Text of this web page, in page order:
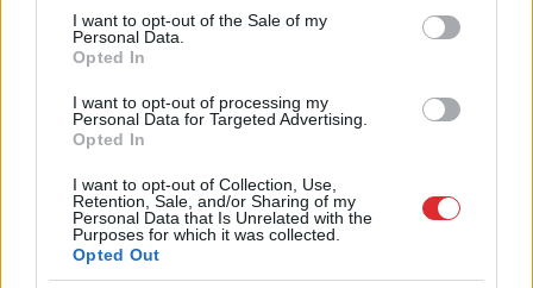
consent section.
I want to opt-out of the Sale of my
Personal Data.
Opted In
I want to opt-out of processing my
Personal Data for Targeted Advertising.
Opted In
I want to opt-out of Collection, Use,
Retention, Sale, and/or Sharing of my
Personal Data that Is Unrelated with the
Purposes for which it was collected.
Opted Out
Arī LA.LV redakcijas rīcībā ir nonācis
audioieraksts, kurā fiksēta šī saruna.
skolotājas teiktā, tajā tiek apspriesti dokumentu
sagatavošanas aspekti. Redakcija nav neatkarīgi
Marta atzīst, ka īpaši grūti ir pieņemt situācijas,
kurās tiek apšaubītas arī viņas profesionālās idejas